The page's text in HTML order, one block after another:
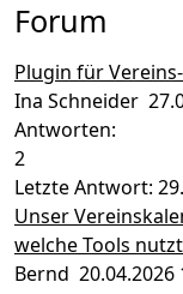
Forum
Plugin für
Ina Schneider
Antworten:
2
Letzte Antwort:
Unser
welche Tools
Bernd 20.04.2026